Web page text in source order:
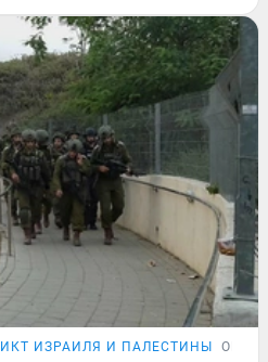
ИЗРАИЛЯ И ПАЛЕСТИНЫ ОБЗОР